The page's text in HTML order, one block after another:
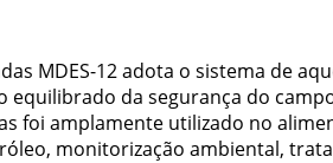
MDES-12 adota o sistema de
equilibrado da segurança do
foi amplamente utilizado no
monitorização ambiental,